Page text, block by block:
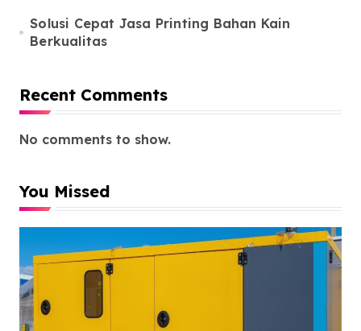
Solusi Cepat Jasa Printing Bahan Kain
Berkualitas
Recent Comments
No comments to show.
You Missed